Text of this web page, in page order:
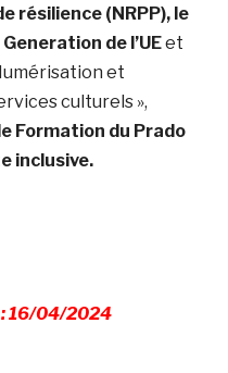
résilience (NRPP), le
de l’UEet
et
culturels »,
Formation du Prado
inclusive.
16/04/2024